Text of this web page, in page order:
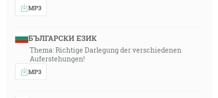
MP3
БЪЛГАРСКИ ЕЗИК
Thema: Richtige Darlegung der verschiedenen
Auferstehungen!
MP3